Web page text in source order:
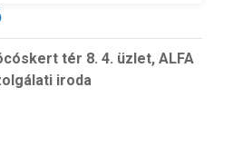
tér 8. 4. üzlet, ALFA
iroda